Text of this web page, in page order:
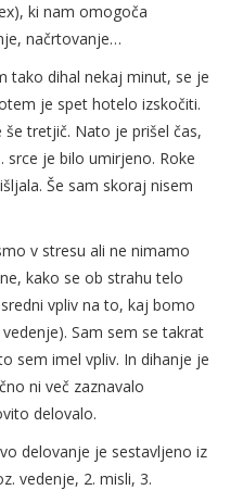
ki nam omogoča
načrtovanje…
tako dihal nekaj minut, se je
je spet hotelo izskočiti.
tretjič. Nato je prišel čas,
je bilo umirjeno. Roke
Še sam skoraj nisem
v stresu ali ne nimamo
kako se ob strahu telo
vpliv na to, kaj bomo
Sam sem se takrat
sem imel vpliv. In dihanje je
ni več zaznavalo
delovalo.
delovanje je sestavljeno iz
vedenje, 2. misli, 3.